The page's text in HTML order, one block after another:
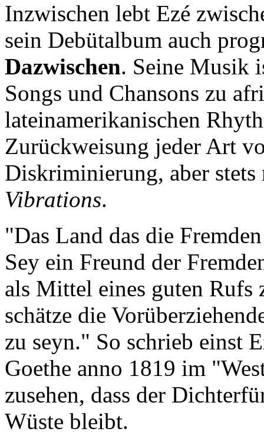
Inzwischen lebt Ezé
sein Debütalbum auch
Dazwischen. Seine Musik
Songs und Chansons zu
lateinamerikanischen
Zurückweisung jeder Art
Diskriminierung, aber
Vibrations.
"Das Land das die
Sey ein Freund der
als Mittel eines guten Rufs
schätze die
zu seyn." So schrieb einst
Goethe anno 1819 im
zusehen, dass der
Wüste bleibt.